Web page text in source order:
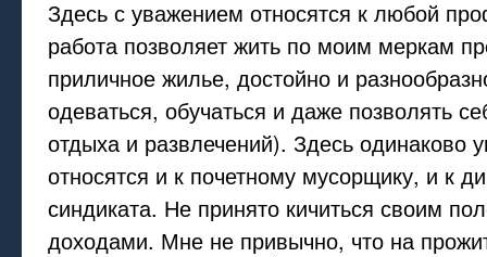
Здесь с уважением относятся к любой
работа позволяет жить по моим меркам
приличное жилье, достойно и
одеваться, обучаться и даже позволять
отдыха и развлечений). Здесь одинаково
относятся и к почетному мусорщику, и к
синдиката. Не принято кичиться своим
доходами. Мне не привычно, что на